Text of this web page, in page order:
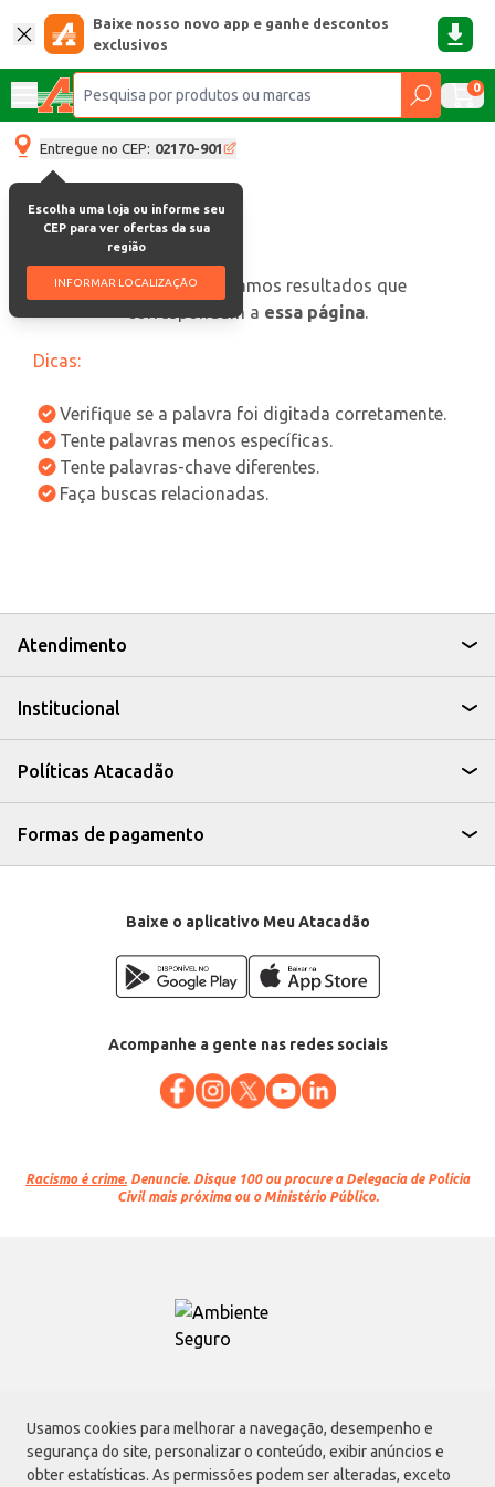
Usamos cookies para melhorar a navegação, desempenho e
segurança do site, personalizar o conteúdo, exibir anúncios e
obter estatísticas. As permissões podem ser alteradas, exceto
Baixe nosso novo app e ganhe descontos
exclusivos
0
Entregue no CEP: 02170-901
Escolha uma loja ou informe seu
CEP para ver ofertas da sua
região
INFORMAR LOCALIZAÇÃO
oops, não encontramos resultados que
correspondam a essa página.
Dicas:
Verifique se a palavra foi digitada corretamente.
Tente palavras menos específicas.
Tente palavras-chave diferentes.
Faça buscas relacionadas.
Atendimento
Institucional
Políticas Atacadão
Formas de pagamento
Baixe o aplicativo Meu Atacadão
Acompanhe a gente nas redes sociais
Racismo é crime. Denuncie. Disque 100 ou procure a Delegacia de Polícia
Civil mais próxima ou o Ministério Público.
Atacadão S.A.
Avenida Morvan Dias de Figueiredo, 6169, Vila Maria, São Paulo - SP | CEP
02170-901 | CNPJ: 75.315.333/0001-09